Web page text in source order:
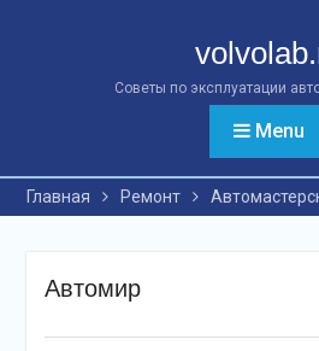
Советы по эксплуатации
Menu
Главная Ремонт
Автомир